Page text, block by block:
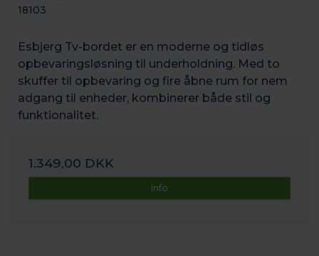
18103
Esbjerg Tv-bordet er en moderne og tidløs
opbevaringsløsning til underholdning. Med to
skuffer til opbevaring og fire åbne rum for nem
adgang til enheder, kombinerer både stil og
funktionalitet.
1.349,00 DKK
Info